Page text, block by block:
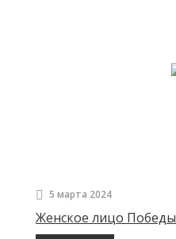
5 марта 2024
Женское лицо Победы